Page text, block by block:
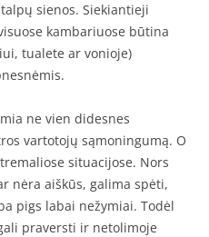
sienos. Siekiantieji
kambariuose būtina
tualete ar vonioje)
ne vien didesnes
vartotojų sąmoningumą. O
situacijose. Nors
nėra aiškūs, galima spėti,
pigs labai nežymiai. Todėl
praversti ir netolimoje